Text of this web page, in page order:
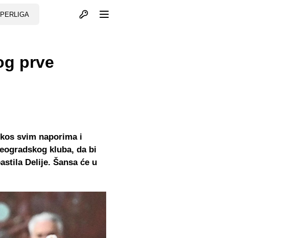
Otvori profil
prve
svim naporima i
kluba, da bi
Delije. Šansa će u